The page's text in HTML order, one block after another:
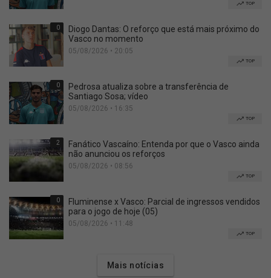
TOP
0
Diogo Dantas: O reforço que está mais próximo do
Vasco no momento
05/08/2026 • 20:05
TOP
0
Pedrosa atualiza sobre a transferência de
Santiago Sosa; vídeo
05/08/2026 • 16:35
TOP
2
Fanático Vascaíno: Entenda por que o Vasco ainda
não anunciou os reforços
05/08/2026 • 08:56
TOP
0
Fluminense x Vasco: Parcial de ingressos vendidos
para o jogo de hoje (05)
05/08/2026 • 11:48
TOP
Mais notícias